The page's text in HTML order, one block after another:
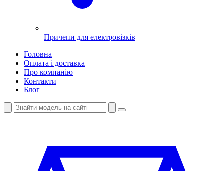
Причепи для електровізків
Головна
Оплата і доставка
Про компанію
Контакти
Блог